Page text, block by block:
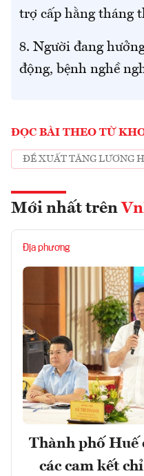
trợ cấp hằng tháng
8. Người đang
động, bệnh nghề
ĐỌC BÀI THEO TỪ
ĐỀ XUẤT TĂNG LƯƠNG
Mới nhất trên
Địa phương
Thành phố Huế
các cam kết